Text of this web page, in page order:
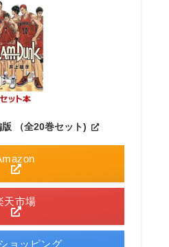
（全20巻セット)
天市場
ョッピング